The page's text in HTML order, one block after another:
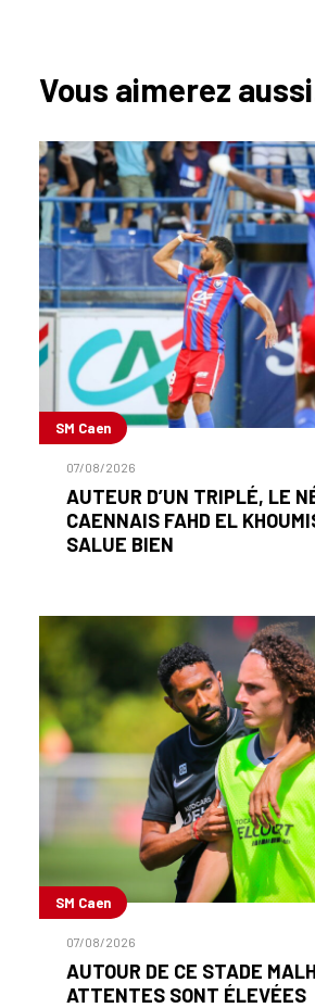
Vous aimerez
SM Caen
07/08/2026
AUTEUR D’UN TRIPLÉ, LE
CAENNAIS FAHD EL
SALUE BIEN
SM Caen
07/08/2026
AUTOUR DE CE STADE
ATTENTES SONT ÉLEVÉES